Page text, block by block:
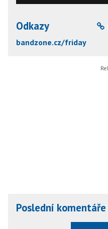
Odkazy
bandzone.cz/friday
Poslední komentáře